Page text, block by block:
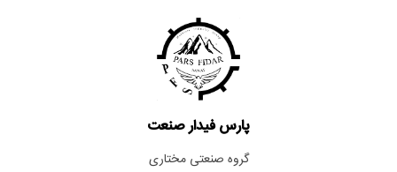
پارس فیدار صنعت
گروه صنعتی مختاری